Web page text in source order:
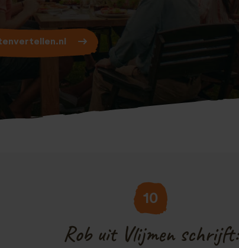
10
Rob uit Vlijmen schrijft: